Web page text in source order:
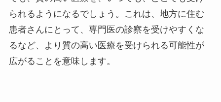
られるようになるでしょう。これは、地方に住む
患者さんにとって、専門医の診察を受けやすくな
るなど、より質の高い医療を受けられる可能性が
広がることを意味します。